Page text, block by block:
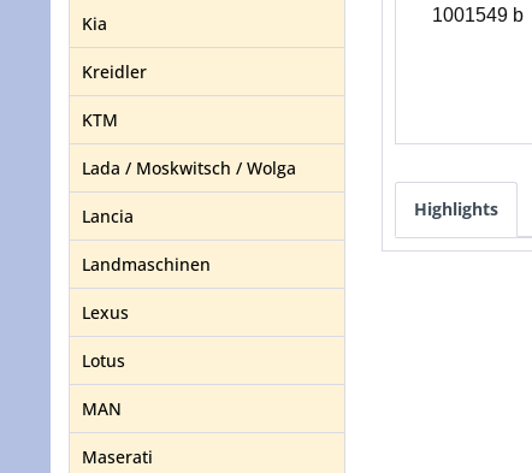
Kia
Kreidler
KTM
Lada / Moskwitsch / Wolga
Lancia
Landmaschinen
Lexus
Lotus
MAN
Maserati
1001549 b
Highlights